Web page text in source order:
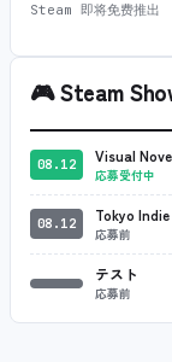
Steam 即将免费推出
🎮Steam
08.12 Visual
応募受付中
08.12 Tokyo Indie
応募前
テスト
応募前